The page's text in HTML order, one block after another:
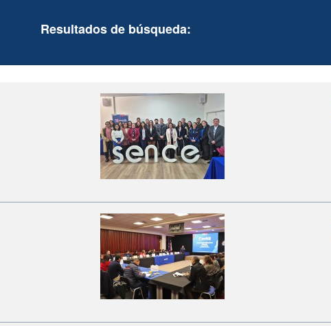
Resultados de búsqueda: